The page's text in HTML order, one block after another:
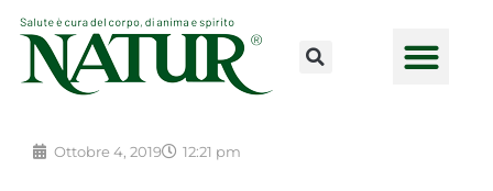
contenuto
Ottobre 4, 2019 12:21 pm